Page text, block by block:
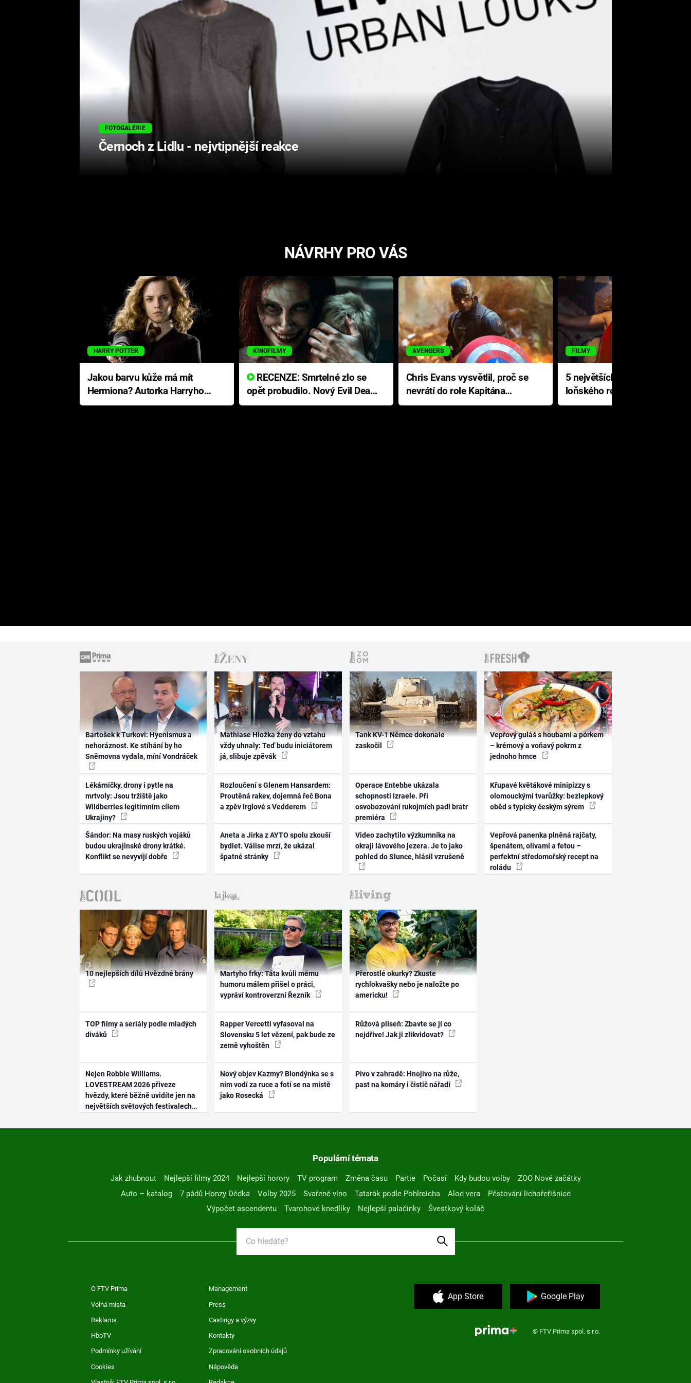
FOTOGALERIE
Černoch z Lidlu - nejvtipnější reakce
NÁVRHY PRO VÁS
HARRY POTTER
Jakou barvu kůže má mít
Hermiona? Autorka Harryho
Pottera přišla s ráznou
KINOFILMY
RECENZE: Smrtelné zlo se
opět probudilo. Nový Evil Dead
přichází s neodolatelnou
AVENGERS
Chris Evans vysvětlil, proč se
nevrátí do role Kapitána
Ameriky
FILMY
5 největších propadáků
loňského roku: Disney na
jediné katastrofě prodělal 200
Bartošek k Turkovi: Hyenismus a
nehoráznost. Ke stíhání by ho
Sněmovna vydala, míní Vondráček
Lékárničky, drony i pytle na
mrtvoly: Jsou tržiště jako
Wildberries legitimním cílem
Ukrajiny?
Šándor: Na masy ruských vojáků
budou ukrajinské drony krátké.
Konflikt se nevyvíjí dobře
Mathiase Hložka ženy do vztahu
vždy uhnaly: Teď budu iniciátorem
já, slibuje zpěvák
Rozloučení s Glenem Hansardem:
Proutěná rakev, dojemná řeč Bona
a zpěv Irglové s Vedderem
Aneta a Jirka z AYTO spolu zkouší
bydlet. Válise mrzí, že ukázal
špatné stránky
Tank KV-1 Němce dokonale
zaskočil
Operace Entebbe ukázala
schopnosti Izraele. Při
osvobozování rukojmích padl bratr
premiéra
Video zachytilo výzkumníka na
okraji lávového jezera. Je to jako
pohled do Slunce, hlásil vzrušeně
Vepřový guláš s houbami a pórkem
– krémový a voňavý pokrm z
jednoho hrnce
Křupavé květákové minipizzy s
olomouckými tvarůžky: bezlepkový
oběd s typicky českým sýrem
Vepřová panenka plněná rajčaty,
špenátem, olivami a fetou –
perfektní středomořský recept na
roládu
10 nejlepších dílů Hvězdné brány
TOP filmy a seriály podle mladých
diváků
Nejen Robbie Williams.
LOVESTREAM 2026 přiveze
hvězdy, které běžně uvidíte jen na
největších světových festivalech
Martyho frky: Táta kvůli mému
humoru málem přišel o práci,
vypráví kontroverzní Řezník
Rapper Vercetti vyfasoval na
Slovensku 5 let vězení, pak bude ze
země vyhoštěn
Nový objev Kazmy? Blondýnka se s
ním vodí za ruce a fotí se na místě
jako Rosecká
Přerostlé okurky? Zkuste
rychlokvašky nebo je naložte po
americku!
Růžová plíseň: Zbavte se jí co
nejdříve! Jak ji zlikvidovat?
Pivo v zahradě: Hnojivo na růže,
past na komáry i čistič nářadí
Populární témata
Jak zhubnout Nejlepší filmy 2024 Nejlepší horory TV program Změna času Partie Počasí Kdy budou volby
ZOO Nové začátky
Auto – katalog
7 pádů Honzy Dědka Volby 2025 Svařené víno Tatarák podle Pohlreicha Aloe vera
Pěstování lichořeřišnice
Výpočet ascendentu
Tvarohové knedlíky Nejlepší palačinky Švestkový koláč
O FTV Prima Management
Volná místa Press
Reklama Castingy a výzvy
HbbTV Kontakty
Podmínky užívání Zpracování osobních údajů
Cookies Nápověda
App Store Google Play
© FTV Prima spol. s r.o.